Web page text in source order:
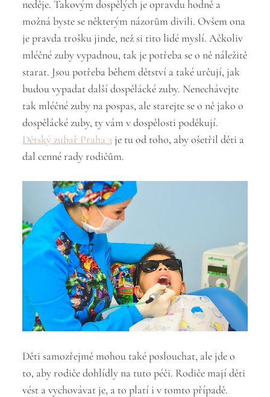
neděje. Takovým dospělých je opravdu hodně a
možná byste se některým názorům divili. Ovšem ona
je pravda trošku jinde, než si tito lidé myslí. Ačkoliv
mléčné zuby vypadnou, tak je potřeba se o ně náležitě
starat. Jsou potřeba během dětství a také určují, jak
budou vypadat další dospělácké zuby. Nenechávejte
tak mléčné zuby na pospas, ale starejte se o ně jako o
dospělácké zuby, ty vám v dospělosti poděkují.
Dětský zubař Praha 3 je tu od toho, aby ošetřil děti a
dal cenné rady rodičům.
Děti samozřejmě mohou také poslouchat, ale jde o
to, aby rodiče dohlídly na tuto péči. Rodiče mají děti
vést a vychovávat je, a to platí i v tomto případě.